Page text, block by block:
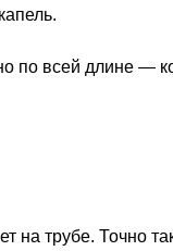
по всей длине —
трубе. Точно